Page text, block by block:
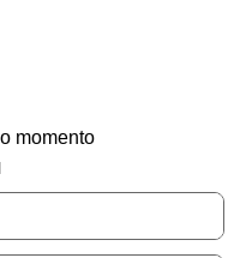
momento